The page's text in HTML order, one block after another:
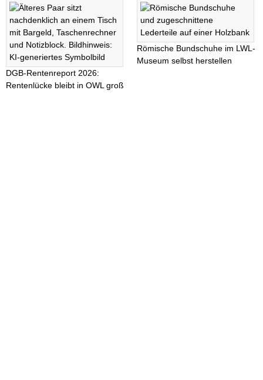
DGB-Rentenreport 2026:
Rentenlücke bleibt in OWL groß
Römische Bundschuhe im LWL-
Museum selbst herstellen